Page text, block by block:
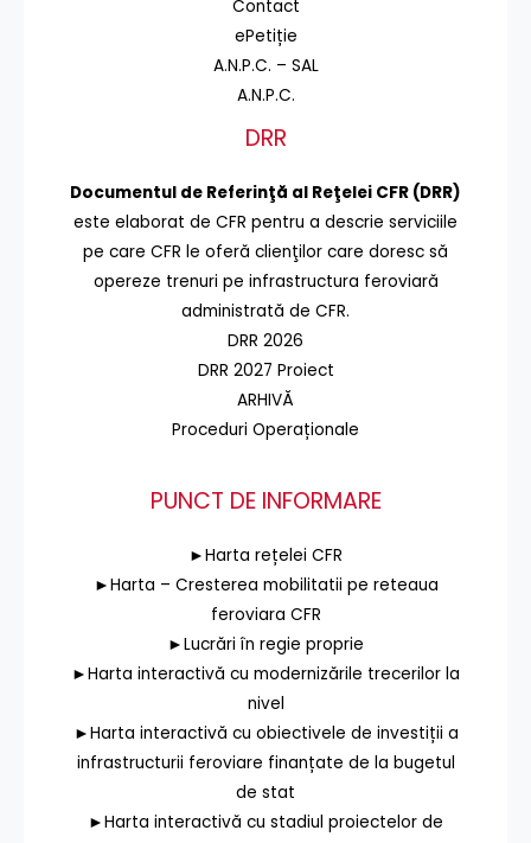
Contact
ePetiție
A.N.P.C. – SAL
A.N.P.C.
DRR
Documentul de Referinţă al Reţelei CFR (DRR)
este elaborat de CFR pentru a descrie serviciile
pe care CFR le oferă clienţilor care doresc să
opereze trenuri pe infrastructura feroviară
administrată de CFR.
DRR 2026
DRR 2027 Proiect
ARHIVĂ
Proceduri Operaționale
PUNCT DE INFORMARE
►Harta rețelei CFR
►Harta – Cresterea mobilitatii pe reteaua
feroviara CFR
►Lucrări în regie proprie
►Harta interactivă cu modernizările trecerilor la
nivel
►Harta interactivă cu obiectivele de investiții a
infrastructurii feroviare finanțate de la bugetul
de stat
►Harta interactivă cu stadiul proiectelor de